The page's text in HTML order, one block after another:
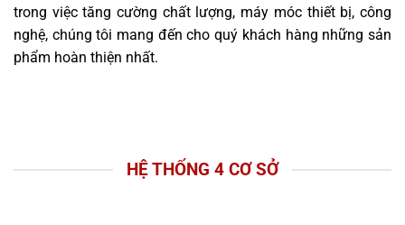
trong việc tăng cường chất lượng, máy móc thiết bị, công
nghệ, chúng tôi mang đến cho quý khách hàng những sản
phẩm hoàn thiện nhất.
HỆ THỐNG 4 CƠ SỞ